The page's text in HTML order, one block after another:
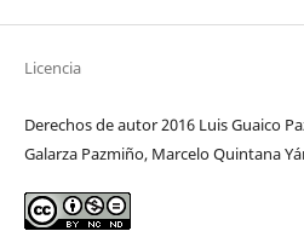
Licencia
Derechos de autor 2016 Luis Guaico
Galarza Pazmiño, Marcelo Quintana